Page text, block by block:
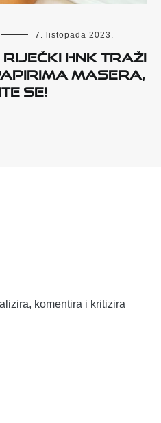
7. listopada 2023.
HNK traži
masera,
se!
komentira i kritizira